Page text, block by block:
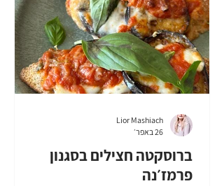
ברוסקטה חצילים בסגנון
פרמז׳נה
Lior Mashiach
26 באפר׳